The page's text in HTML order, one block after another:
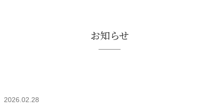
お知らせ
2026.02.28